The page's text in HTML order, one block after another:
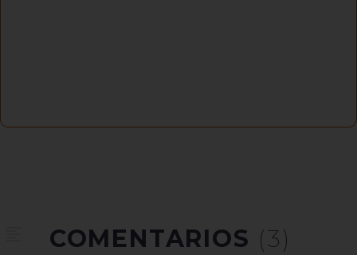
COMENTARIOS (3)